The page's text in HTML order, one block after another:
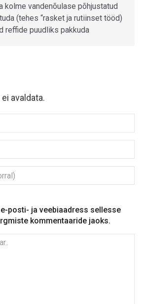
kolme vandenõulase põhjustatud
(tehes “rasket ja rutiinset tööd)
reffide puudliks pakkuda
avaldata.
posti- ja veebiaadress sellesse
kommentaaride jaoks.